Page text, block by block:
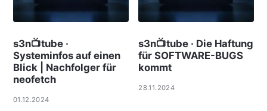
s3n📺tube ·
Systeminfos auf einen
Blick | Nachfolger für
neofetch
01.12.2024
s3n📺tube · Die Haftung
für SOFTWARE-BUGS
kommt
28.11.2024